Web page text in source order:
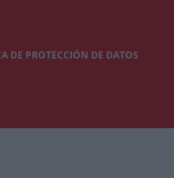
DE PROTECCIÓN DE DATOS